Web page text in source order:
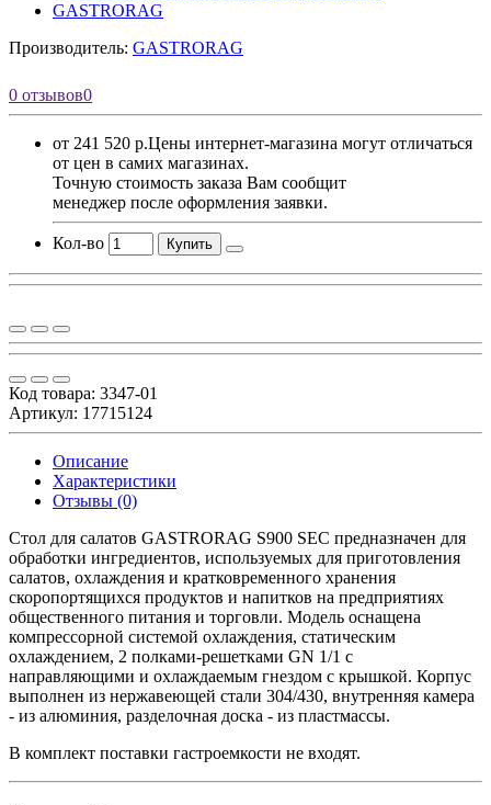
Производитель: GASTRORAG
0 отзывов0
от 241 520 р.Цены интернет-магазина могут отличаться
от цен в самих магазинах.
Точную стоимость заказа Вам сообщит
менеджер после оформления заявки.
Кол-во Купить
Код товара: 3347-01
Артикул: 17715124
Описание
Характеристики
Отзывы (0)
Cтол для салатов GASTRORAG S900 SEC предназначен для
обработки ингредиентов, используемых для приготовления
салатов, охлаждения и кратковременного хранения
скоропортящихся продуктов и напитков на предприятиях
общественного питания и торговли. Модель оснащена
компрессорной системой охлаждения, статическим
охлаждением, 2 полками-решетками GN 1/1 с
направляющими и охлаждаемым гнездом с крышкой. Корпус
выполнен из нержавеющей стали 304/430, внутренняя камера
- из алюминия, разделочная доска - из пластмассы.
В комплект поставки гастроемкости не входят.